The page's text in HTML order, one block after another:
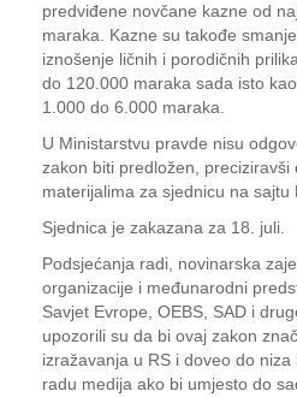
predviđene novčane kazne od
maraka. Kazne su takođe
iznošenje ličnih i porodičnih
do 120.000 maraka sada isto
1.000 do 6.000 maraka.
U Ministarstvu pravde nisu
zakon biti predložen, preciziravši
materijalima za sjednicu na sajtu
Sjednica je zakazana za 18. juli.
Podsjećanja radi, novinarska
organizacije i međunarodni
Savjet Evrope, OEBS, SAD i
upozorili su da bi ovaj zakon
izražavanja u RS i doveo do
radu medija ako bi umjesto do